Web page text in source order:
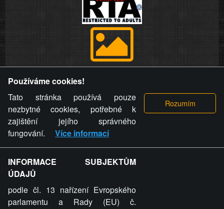
videa a komentáře. Osoba, které se toto opatření provozovatele
stránky týče, ani osoba, která umístila fotografii nebo video na
stránku, nemůže z důvodu odstranění fotografie, videa nebo
komentáře pro výše uvedenou okolnost uplatnit vůči
provozovateli stránky žádný nárok na náhradu škody nebo
nemajetkové újmy.
ZVRÁCENÝ.CZ - Svět není zvrácenej. To jen
ty lidi...
Používáme cookies!
Tato stránka používá pouze
nezbytné cookies, potřebné k
zajištění jejího správného
fungování.
Více informací
INFORMACE SUBJEKTŮM
ÚDAJŮ
podle čl. 13 nařízení Evropského
parlamentu a Rady (EU) č.